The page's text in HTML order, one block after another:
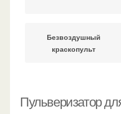
Безвоздушный
краскопульт
баллончика
Пульверизатор